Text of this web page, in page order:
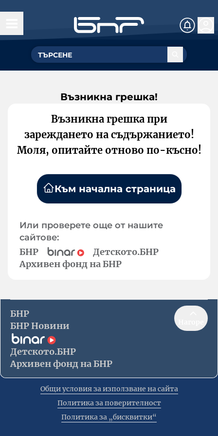
Възникна грешка!
Възникна грешка при
зареждането на съдържанието!
Моля, опитайте отново по-късно!
Към начална страница
Или проверете още от нашите
сайтове:
БНР
Детското.БНР
Архивен фонд на БНР
БНР
БНР Новини
Детското.БНР
Архивен фонд на БНР
Общи условия за използване на сайта
Политика за поверителност
Политика за „бисквитки“